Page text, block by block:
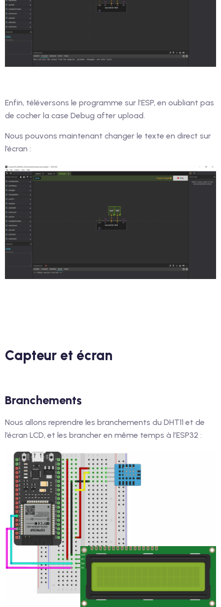
Enfin, téléversons le programme sur l’ESP, en oubliant pas
de cocher la case Debug after upload.
Nous pouvons maintenant changer le texte en direct sur
l’écran :
Capteur et écran
Branchements
Nous allons reprendre les branchements du DHT11 et de
l’écran LCD, et les brancher en même temps à l’ESP32 :